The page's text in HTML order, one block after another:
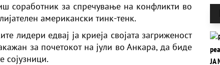
соработник за спречување на конфликти во
американски тинк-тенк.
лидери едвај ја криеја својата загриженост
за почетокот на јули во Анкара, да биде
сојузници.